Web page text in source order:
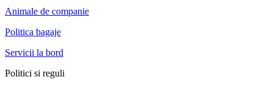
Animale de companie
Politica bagaje
Servicii la bord
Politici si reguli